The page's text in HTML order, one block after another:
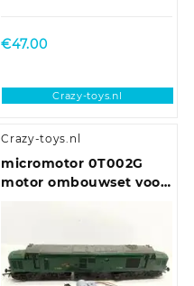
€47.00
Crazy-toys.nl
Crazy-toys.nl
micromotor 0T002G
motor ombouwset voor